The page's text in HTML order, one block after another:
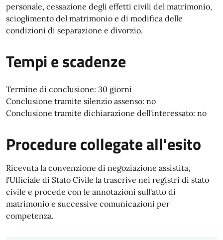
personale, cessazione degli effetti civili del matrimonio,
scioglimento del matrimonio e di modifica delle
condizioni di separazione e divorzio.
Tempi e scadenze
Termine di conclusione: 30 giorni
Conclusione tramite silenzio assenso: no
Conclusione tramite dichiarazione dell'interessato: no
Procedure collegate all'esito
Ricevuta la convenzione di negoziazione assistita,
l'Ufficiale di Stato Civile la trascrive nei registri di stato
civile e procede con le annotazioni sull'atto di
matrimonio e successive comunicazioni per
competenza.